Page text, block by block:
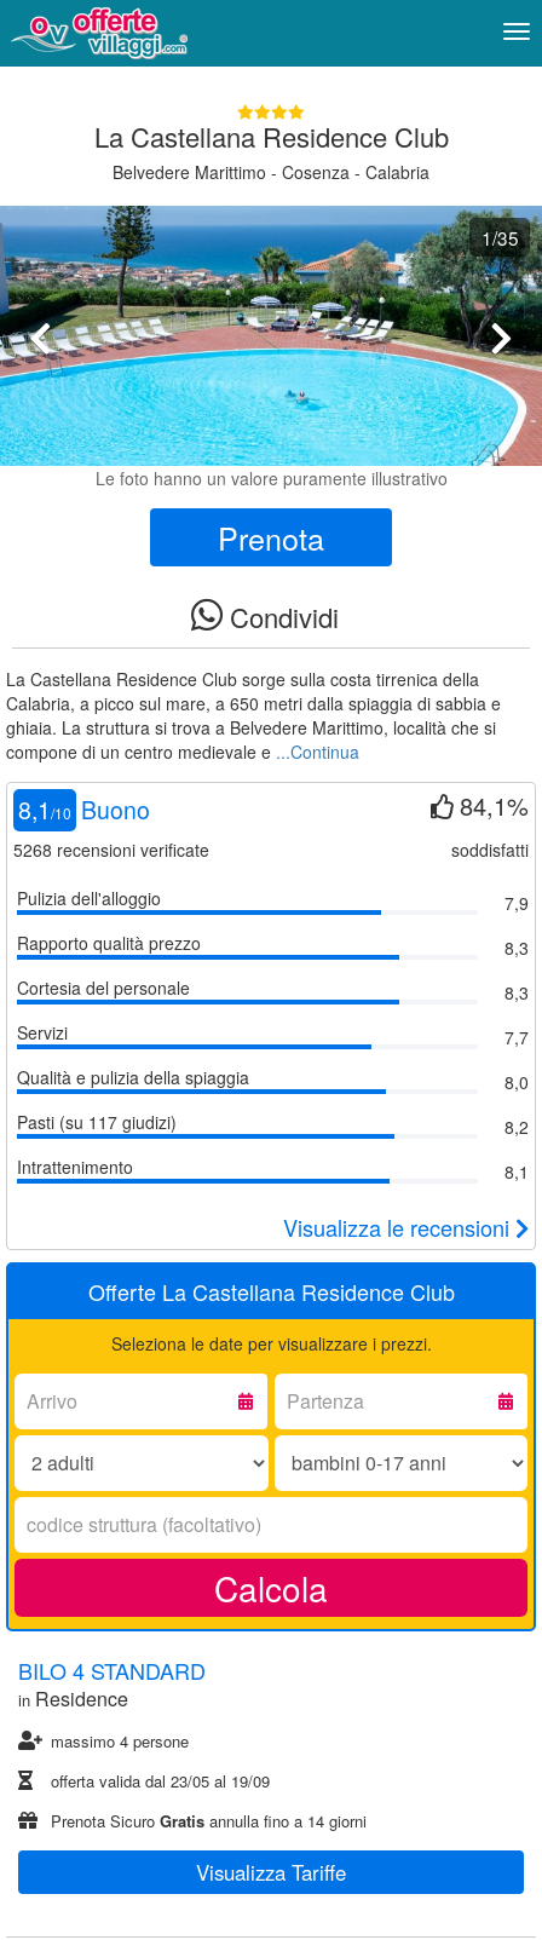
La Castellana Residence Club
Belvedere Marittimo - Cosenza - Calabria
1/35
Le foto hanno un valore puramente illustrativo
Prenota
Condividi
La Castellana Residence Club sorge sulla costa tirrenica della
Calabria, a picco sul mare, a 650 metri dalla spiaggia di sabbia e
ghiaia. La struttura si trova a Belvedere Marittimo, località che si
compone di un centro medievale e ...Continua
8,1 /10 Buono
5268 recensioni verificate
84,1%
soddisfatti
Pulizia dell'alloggio
7,9
Rapporto qualità prezzo
8,3
Cortesia del personale
8,3
Servizi
7,7
Qualità e pulizia della spiaggia
8,0
Pasti (su 117 giudizi)
8,2
Intrattenimento
8,1
Visualizza le recensioni
Offerte La Castellana Residence Club
Seleziona le date per visualizzare i prezzi.
Arrivo:
Partenza:
Adulti:
Bambini
17
Codice
struttura:
Calcola
BILO 4 STANDARD
in Residence
massimo 4 persone
offerta valida dal 23/05 al 19/09
Prenota Sicuro Gratis annulla fino a 14 giorni
Visualizza Tariffe